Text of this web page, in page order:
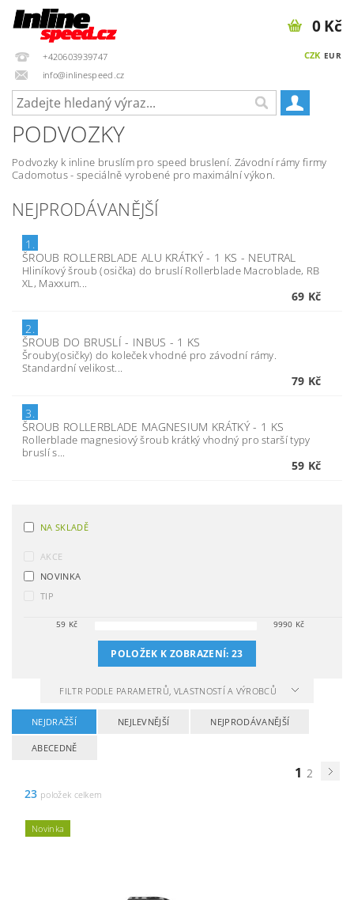
+420603939747
info@inlinespeed.cz
CZK EUR
0 Kč
PODVOZKY
Podvozky k inline bruslím pro speed bruslení. Závodní rámy firmy
Cadomotus - speciálně vyrobené pro maximální výkon.
NEJPRODÁVANĚJŠÍ
1.
ŠROUB ROLLERBLADE ALU KRÁTKÝ - 1 KS - NEUTRAL
Hliníkový šroub (osička) do bruslí Rollerblade Macroblade, RB
XL, Maxxum...
69 Kč
2.
ŠROUB DO BRUSLÍ - INBUS - 1 KS
Šrouby(osičky) do koleček vhodné pro závodní rámy.
Standardní velikost...
79 Kč
3.
ŠROUB ROLLERBLADE MAGNESIUM KRÁTKÝ - 1 KS
Rollerblade magnesiový šroub krátký vhodný pro starší typy
bruslí s...
59 Kč
NA SKLADĚ
AKCE
NOVINKA
TIP
59 Kč 9990 Kč
POLOŽEK K ZOBRAZENÍ:23
FILTR PODLE PARAMETRŮ, VLASTNOSTÍ A VÝROBCŮ
NEJDRAŽŠÍ NEJLEVNĚJŠÍ NEJPRODÁVANĚJŠÍ
ABECEDNĚ
1 2
23 položek celkem
Novinka